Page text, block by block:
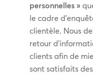
personnelles »
le cadre
clientèle. Nous
retour
clients afin de
sont satisfaits